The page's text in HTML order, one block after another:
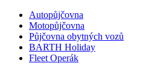
Autopůjčovna
Motopůjčovna
Půjčovna obytných vozů
BARTH Holiday
Fleet Operák